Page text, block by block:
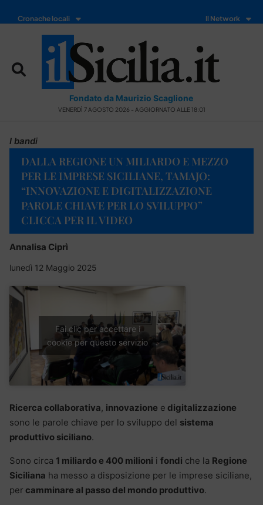
Cronache locali Il Network
Fondato da Maurizio Scaglione
VENERDÌ 7 AGOSTO 2026 - AGGIORNATO ALLE 18:01
I bandi
DALLA REGIONE UN MILIARDO E MEZZO
PER LE IMPRESE SICILIANE, TAMAJO:
“INNOVAZIONE E DIGITALIZZAZIONE
PAROLE CHIAVE PER LO SVILUPPO”
CLICCA PER IL VIDEO
Annalisa Ciprì
lunedì 12 Maggio 2025
Fai clic per accettare i
cookie per questo servizio
Ricerca collaborativa, innovazione e digitalizzazione
sono le parole chiave per lo sviluppo del sistema
produttivo siciliano.
Sono circa 1 miliardo e 400 milioni i fondi che la Regione
Siciliana ha messo a disposizione per le imprese siciliane,
per camminare al passo del mondo produttivo.